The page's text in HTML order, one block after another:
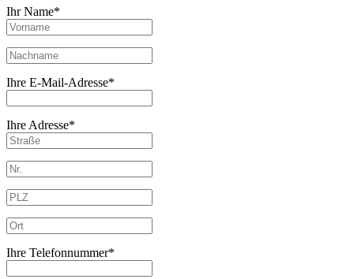
Ihr Name*
Ihre E-Mail-Adresse*
Ihre Adresse*
Ihre Telefonnummer*